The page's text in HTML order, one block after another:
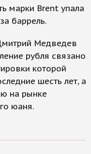
марки Brent упала
баррель.
Медведев
рубля связано
которой
шесть лет, а
на рынке
юаня.